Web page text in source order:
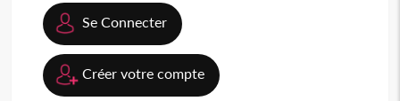
Se Connecter
Créer votre compte